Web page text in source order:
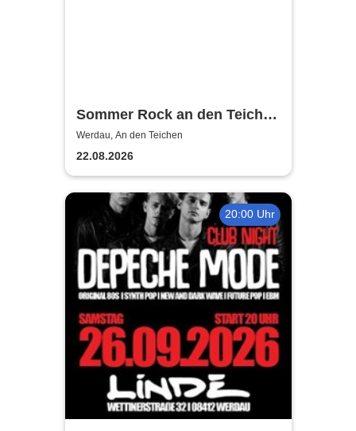
Sommer Rock an den Teichen
- Open Air
Werdau, An den Teichen
22.08.2026
20:00 Uhr